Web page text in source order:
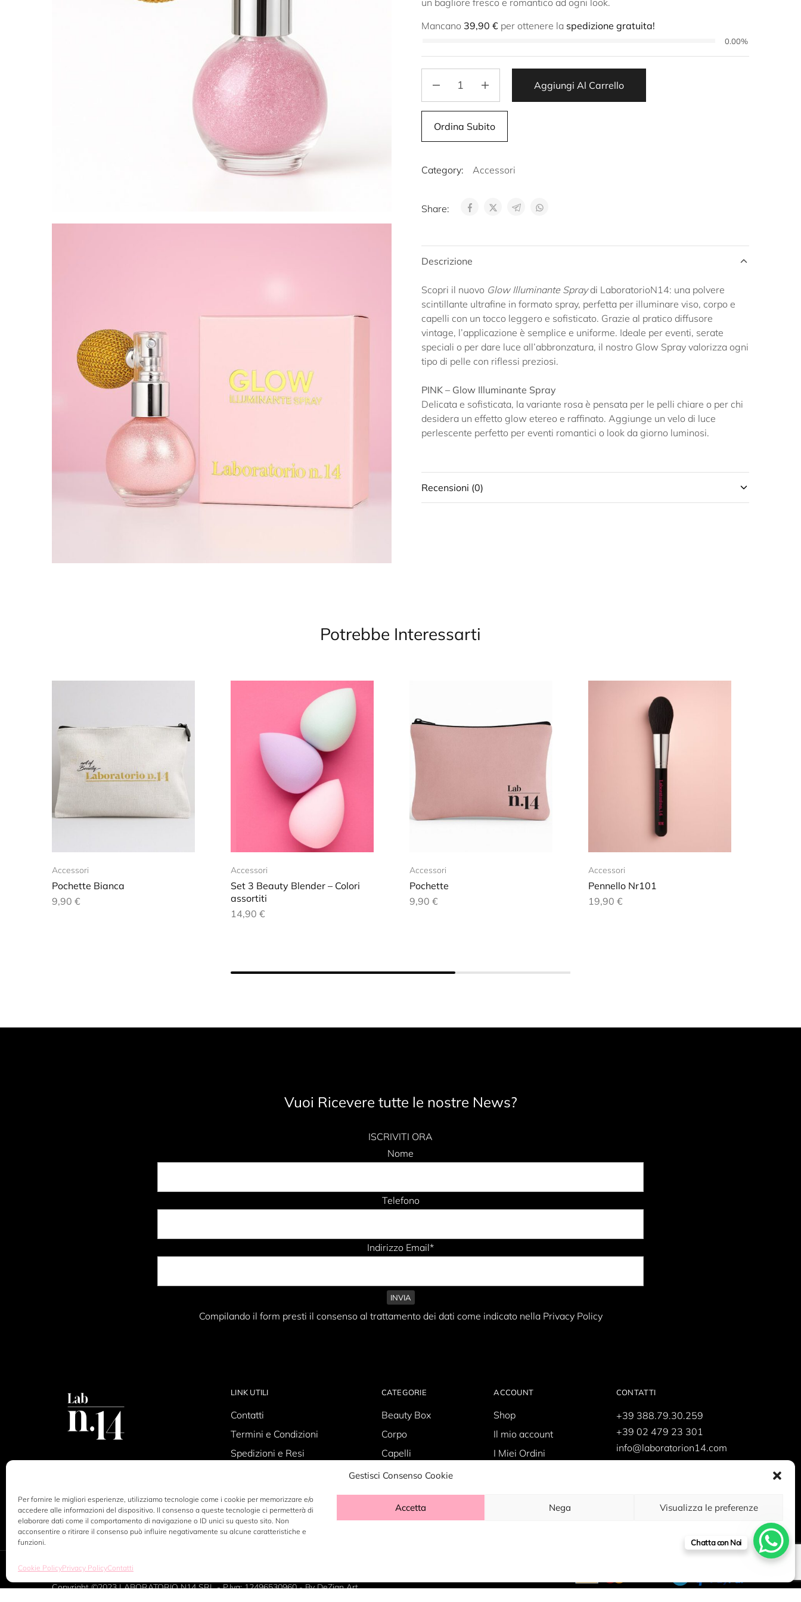
Gestisci Consenso Cookie
Per fornire le migliori esperienze, utilizziamo tecnologie come i cookie per memorizzare e/o
accedere alle informazioni del dispositivo. Il consenso a queste tecnologie ci permetterà di
elaborare dati come il comportamento di navigazione o ID unici su questo sito. Non
acconsentire o ritirare il consenso può influire negativamente su alcune caratteristiche e
funzioni.
Accetta Nega Visualizza le preferenze
Cookie PolicyPrivacy PolicyContatti
un bagliore fresco e romantico ad ogni look.
Mancano 39,90 €per ottenere la spedizione gratuita!
0.00%
Aggiungi Al Carrello
Ordina Subito
Category: Accessori
Share:
Descrizione
Scopri il nuovo Glow Illuminante Spraydi LaboratorioN14: una polvere
scintillante ultrafine in formato spray, perfetta per illuminare viso, corpo e
capelli con un tocco leggero e sofisticato. Grazie al pratico diffusore
vintage, l’applicazione è semplice e uniforme. Ideale per eventi, serate
speciali o per dare luce all’abbronzatura, il nostro Glow Spray valorizza ogni
tipo di pelle con riflessi preziosi.
PINK – Glow Illuminante Spray
Delicata e sofisticata, la variante rosa è pensata per le pelli chiare o per chi
desidera un effetto glow etereo e raffinato. Aggiunge un velo di luce
perlescente perfetto per eventi romantici o look da giorno luminosi.
Recensioni (0)
Potrebbe Interessarti
Accessori
Pochette Bianca
9,90 €
Accessori
Set 3 Beauty Blender – Colori
assortiti
14,90 €
Accessori
Pochette
9,90 €
Accessori
Pennello Nr101
19,90 €
Vuoi Ricevere tutte le nostre News?
ISCRIVITI ORA
Nome
Telefono
Indirizzo Email*
Compilando il form presti il consenso al trattamento dei dati come indicato nella Privacy Policy
LINK UTILI
Contatti
Termini e Condizioni
Spedizioni e Resi
CATEGORIE
Beauty Box
Corpo
Capelli
Skin Care
ACCOUNT
Shop
Il mio account
I Miei Ordini
CONTATTI
+39 388.79.30.259
+39 02 479 23 301
info@laboratorion14.com
shop@laboratorion14.com
Copyright ©2023 LABORATORIO N14 SRL - P.Iva: 12496530960 - ByDeZign Art
Chatta con Noi